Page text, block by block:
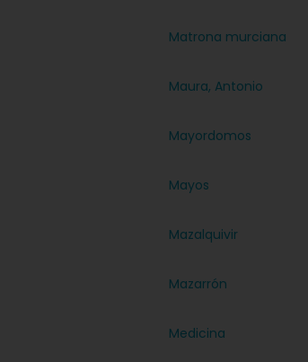
Matrona murciana
Maura, Antonio
Mayordomos
Mayos
Mazalquivir
Mazarrón
Medicina